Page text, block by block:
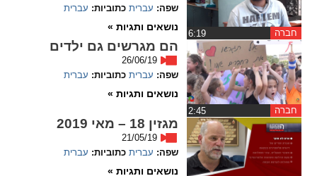
גופנים
remove_circle_outline
Decrease font
Increase font
גופן קריא
ניגודיות צבעים
חברה
שפה: עברית כתוביות: עברית
נושאים ותגיות »
חברה
הם מגרשים גם ילדים
26/06/19
שפה: עברית כתוביות: עברית
נושאים ותגיות »
מגזין 18 – מאי 2019
21/05/19
שפה: עברית כתוביות: עברית
נושאים ותגיות »